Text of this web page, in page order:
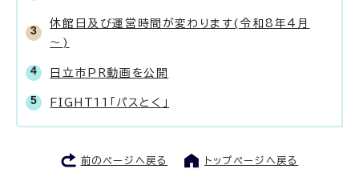
休館日及び運営時間が変わります(令和8年4月
～)
日立市PR動画を公開
FIGHT11「パスとく」
前のページへ戻る トップページへ戻る